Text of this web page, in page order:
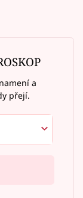
a
přejí.